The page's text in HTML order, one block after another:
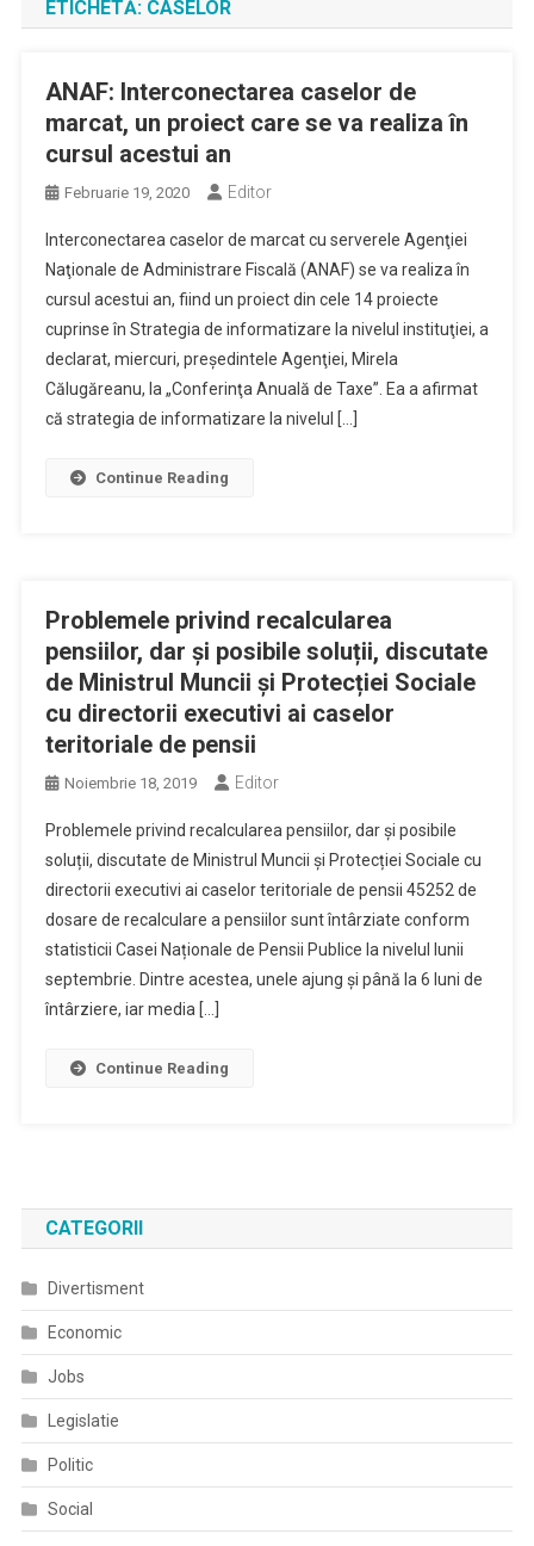
ETICHETĂ: CASELOR
ANAF: Interconectarea caselor de
marcat, un proiect care se va realiza în
cursul acestui an
Februarie 19, 2020 Editor
Interconectarea caselor de marcat cu serverele Agenţiei
Naţionale de Administrare Fiscală (ANAF) se va realiza în
cursul acestui an, fiind un proiect din cele 14 proiecte
cuprinse în Strategia de informatizare la nivelul instituţiei, a
declarat, miercuri, preşedintele Agenţiei, Mirela
Călugăreanu, la „Conferinţa Anuală de Taxe”. Ea a afirmat
că strategia de informatizare la nivelul […]
Continue Reading
Problemele privind recalcularea
pensiilor, dar și posibile soluții, discutate
de Ministrul Muncii și Protecției Sociale
cu directorii executivi ai caselor
teritoriale de pensii
Noiembrie 18, 2019 Editor
Problemele privind recalcularea pensiilor, dar și posibile
soluții, discutate de Ministrul Muncii și Protecției Sociale cu
directorii executivi ai caselor teritoriale de pensii 45252 de
dosare de recalculare a pensiilor sunt întârziate conform
statisticii Casei Naționale de Pensii Publice la nivelul lunii
septembrie. Dintre acestea, unele ajung și până la 6 luni de
întârziere, iar media […]
Continue Reading
CATEGORII
Divertisment
Economic
Jobs
Legislatie
Politic
Social